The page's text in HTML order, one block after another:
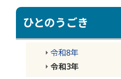
ひとのうごき
令和8年
令和3年